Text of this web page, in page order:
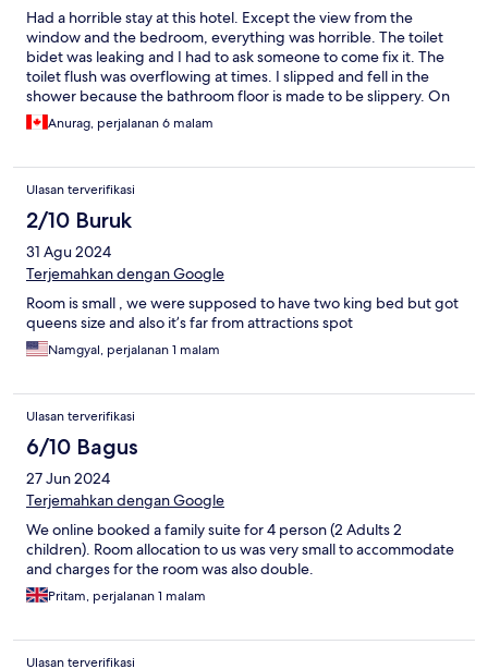
Had a horrible stay at this hotel. Except the view from the
window and the bedroom, everything was horrible. The toilet
bidet was leaking and I had to ask someone to come fix it. The
toilet flush was overflowing at times. I slipped and fell in the
shower because the bathroom floor is made to be slippery. On
top of that, they charged us exorbitant prices for any food we
bought there; way above the Darjeeling average.
Anurag, perjalanan 6 malam
Ulasan terverifikasi
2/10 Buruk
31 Agu 2024
Terjemahkan dengan Google
Room is small , we were supposed to have two king bed but got
queens size and also it’s far from attractions spot
Namgyal, perjalanan 1 malam
Ulasan terverifikasi
6/10 Bagus
27 Jun 2024
Terjemahkan dengan Google
We online booked a family suite for 4 person (2 Adults 2
children). Room allocation to us was very small to accommodate
and charges for the room was also double.
Pritam, perjalanan 1 malam
Ulasan terverifikasi